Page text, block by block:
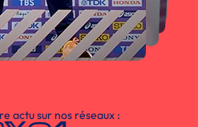
actu sur nos réseaux :